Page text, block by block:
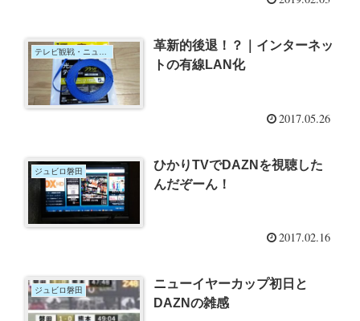
テレビ観戦・ニュース
革新的後退！？｜インターネッ
トの有線LAN化
2017.05.26
ジュビロ磐田
ひかりTVでDAZNを視聴した
んだぞーん！
2017.02.16
ジュビロ磐田
ニューイヤーカップ初日と
DAZNの雑感